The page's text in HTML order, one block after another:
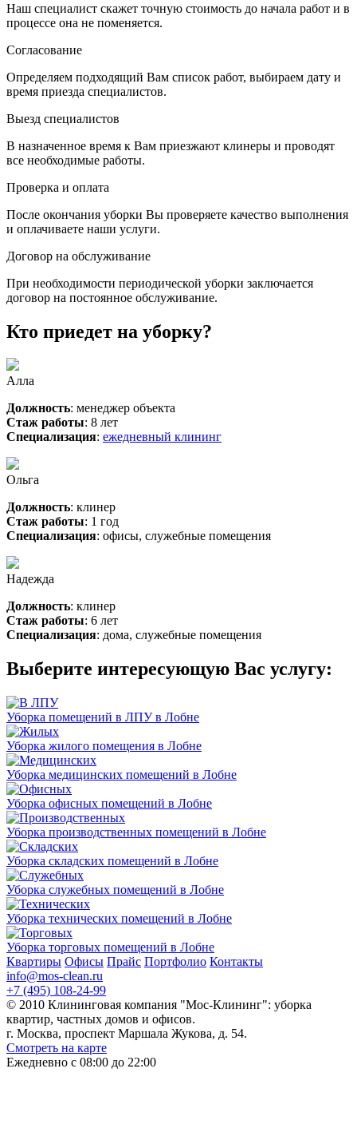
Наш специалист скажет точную стоимость до начала работ и в
процессе она не поменяется.
Согласование
Определяем подходящий Вам список работ, выбираем дату и
время приезда специалистов.
Выезд специалистов
В назначенное время к Вам приезжают клинеры и проводят
все необходимые работы.
Проверка и оплата
После окончания уборки Вы проверяете качество выполнения
и оплачиваете наши услуги.
Договор на обслуживание
При необходимости периодической уборки заключается
договор на постоянное обслуживание.
Кто приедет на уборку?
Алла
Должность: менеджер объекта
Стаж работы: 8 лет
Специализация: ежедневный клининг
Ольга
Должность: клинер
Стаж работы: 1 год
Специализация: офисы, служебные помещения
Надежда
Должность: клинер
Стаж работы: 6 лет
Специализация: дома, служебные помещения
Выберите интересующую Вас услугу:
Уборка помещений в ЛПУ в Лобне
Уборка жилого помещения в Лобне
Уборка медицинских помещений в Лобне
Уборка офисных помещений в Лобне
Уборка производственных помещений в Лобне
Уборка складских помещений в Лобне
Уборка служебных помещений в Лобне
Уборка технических помещений в Лобне
Уборка торговых помещений в Лобне
Квартиры Офисы Прайс Портфолио Контакты
info@mos-clean.ru
+7 (495) 108-24-99
© 2010 Клининговая компания "Мос-Клининг": уборка
квартир, частных домов и офисов.
г. Москва, проспект Маршала Жукова, д. 54.
Смотреть на карте
Ежедневно с 08:00 до 22:00